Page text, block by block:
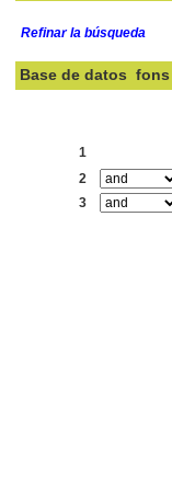
Refinar la búsqueda
Base de datos fons
1
2
3